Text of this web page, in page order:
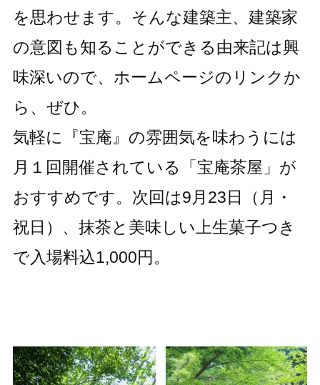
を思わせます。そんな建築主、建築家
の意図も知ることができる由来記は興
味深いので、ホームページのリンクか
ら、ぜひ。
気軽に『宝庵』の雰囲気を味わうには
月１回開催されている「宝庵茶屋」が
おすすめです。次回は9月23日（月・
祝日）、抹茶と美味しい上生菓子つき
で入場料込1,000円。